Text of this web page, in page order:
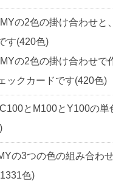
の2色の掛け合わせ
す(420色)
の2色の掛け合わせ
ックカードです(420色)
C100とM100とY100の
の3つの色の組み合わ
色)